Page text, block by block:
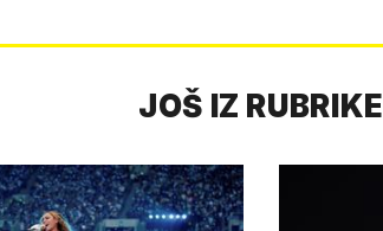
JOŠ IZ RUBRIKE